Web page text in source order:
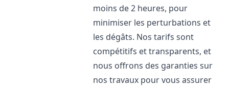
moins de 2 heures, pour
minimiser les perturbations et
les dégâts. Nos tarifs sont
compétitifs et transparents, et
nous offrons des garanties sur
nos travaux pour vous assurer